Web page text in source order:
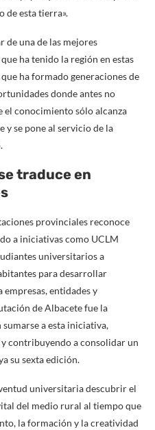
de esta tierra».
de una de las mejores
ha tenido la región en estas
ha formado generaciones de
donde antes no
el conocimiento sólo alcanza
y se pone al servicio de la
traduce en
provinciales reconoce
a iniciativas como UCLM
universitarios a
para desarrollar
entidades y
de Albacete fue la
a esta iniciativa,
contribuyendo a consolidar un
su sexta edición.
universitaria descubrir el
del medio rural al tiempo que
la formación y la creatividad